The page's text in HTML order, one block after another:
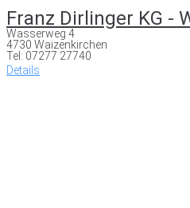
Franz Dirlinger KG -
Wasserweg 4
4730 Waizenkirchen
Tel: 07277 27740
Details